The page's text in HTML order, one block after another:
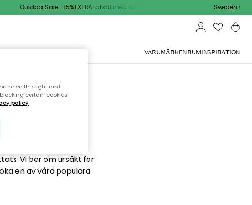
Outdoor Sale - 15% EXTRA rabatt med kod Sweden
VARUMÄRKENRUMINSPIRATION
söker
Vi ber om ursäkt för
en av våra populära
have the right and
certain cookies
policy